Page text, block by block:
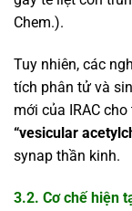
Chem.).
Tuy nhiên, các
tích phân tử và
mới của IRAC
“vesicular
synap thần kinh.
3.2. Cơ chế hiện